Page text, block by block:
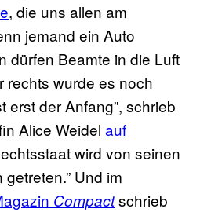
, die uns allen am
jemand ein Auto
dürfen Beamte in die Luft
rechts wurde es noch
erst der Anfang”, schrieb
Alice Weidel auf
wird von seinen
Und im
Compactschrieb